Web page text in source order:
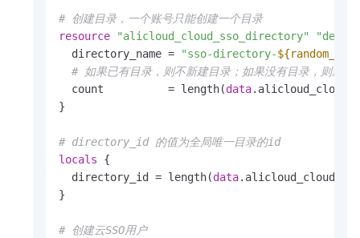
# 创建目录，一个账号只能创建一个目录
resource
"alicloud_cloud_sso_directory"
  directory_name =
"sso-directory-
# 如果已有目录，则不新建目录；如果没有目录，则新建
  count          = length(
data
}
# directory_id 的值为全局唯一目录的id
locals {
  directory_id = length(
data
}
# 创建云SSO用户